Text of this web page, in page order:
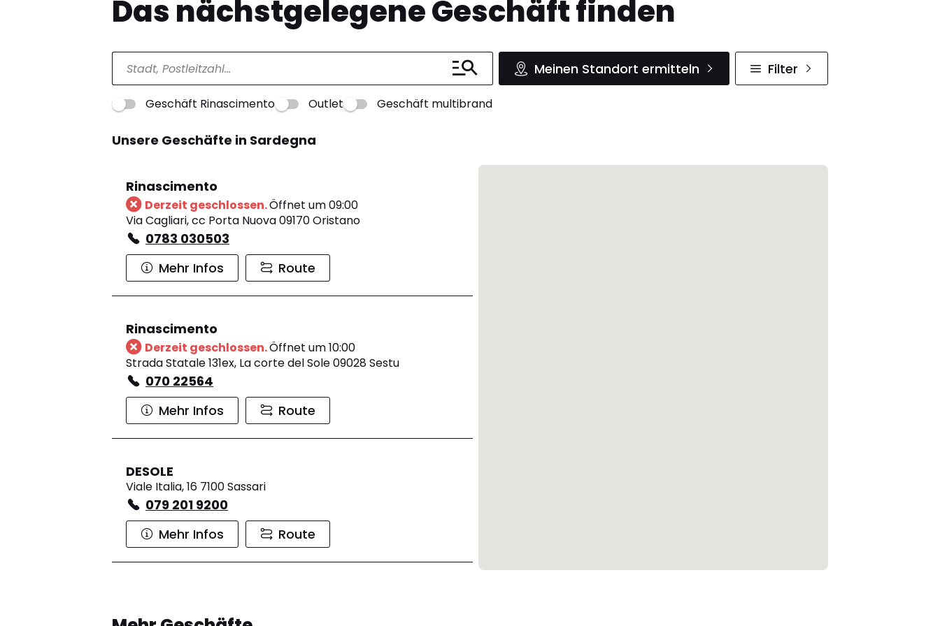
Das nächstgelegene Geschäft finden
Meinen Standort ermitteln Filter
Geschäft Rinascimento Outlet Geschäft multibrand
Unsere Geschäfte in Sardegna
Rinascimento
Derzeit geschlossen.Öffnet um 09:00
Via Cagliari, cc Porta Nuova 09170 Oristano
0783 030503
Mehr Infos
Route
Rinascimento
Derzeit geschlossen.Öffnet um 10:00
Strada Statale 131ex, La corte del Sole 09028 Sestu
070 22564
Mehr Infos
Route
DESOLE
Viale Italia, 16 7100 Sassari
079 201 9200
Mehr Infos
Route
Derzeit geschlossen.